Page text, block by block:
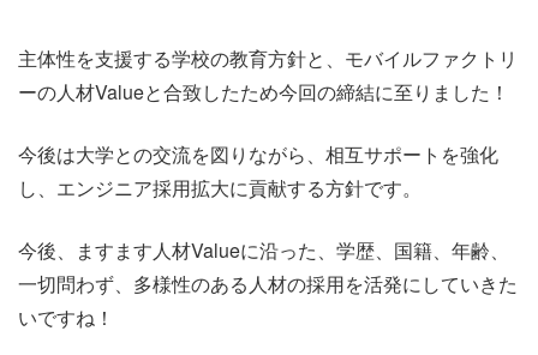
主体性を支援する学校の教育方針と、モバイルファクトリ
ーの人材Valueと合致したため今回の締結に至りました！
今後は大学との交流を図りながら、相互サポートを強化
し、エンジニア採用拡大に貢献する方針です。
今後、ますます人材Valueに沿った、学歴、国籍、年齢、
一切問わず、多様性のある人材の採用を活発にしていきた
いですね！